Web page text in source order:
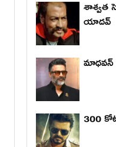
శాశ్వత
యాదవ్
మాధ‌వ‌న్
300